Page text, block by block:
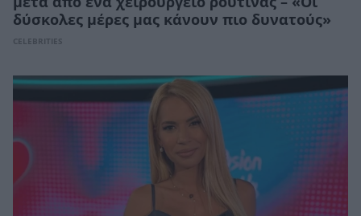
δύσκολες μέρες μας κάνουν πιο δυνατούς»
CELEBRITIES